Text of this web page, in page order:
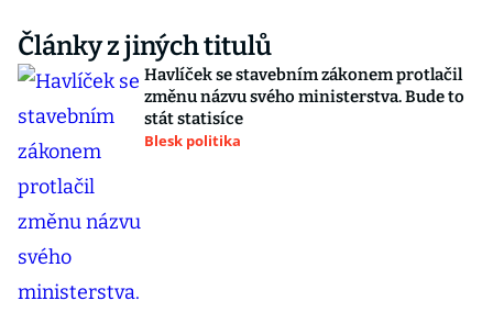
Články z jiných titulů
Havlíček se stavebním zákonem protlačil
změnu názvu svého ministerstva. Bude to
stát statisíce
Blesk politika